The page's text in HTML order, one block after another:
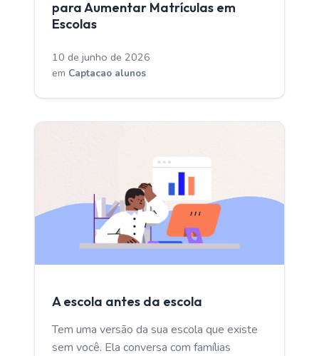
para Aumentar Matrículas em
Escolas
10 de junho de 2026
em Captacao alunos
A escola antes da escola
Tem uma versão da sua escola que existe
sem você. Ela conversa com famílias